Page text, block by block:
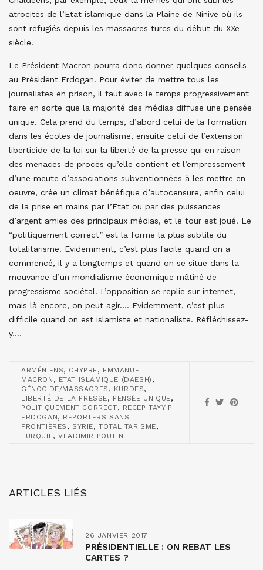
atrocités de l’Etat islamique dans la Plaine de Ninive où ils
sont réfugiés depuis les massacres turcs du début du XXe
siècle.
Le Président Macron pourra donc donner quelques conseils
au Président Erdogan. Pour éviter de mettre tous les
journalistes en prison, il faut avec le temps progressivement
faire en sorte que la majorité des médias diffuse une pensée
unique. Cela prend du temps, d’abord celui de la formation
dans les écoles de journalisme, ensuite celui de l’extension
liberticide de la loi sur la liberté de la presse qui en raison
des menaces de procès qu’elle contient et l’empressement
d’une meute d’associations subventionnées à les mettre en
oeuvre, crée un climat bénéfique d’autocensure, enfin celui
de la prise en mains par l’Etat ou par des puissances
d’argent amies des principaux médias, et le tour est joué. Le
“politiquement correct” est la forme la plus subtile du
totalitarisme. Evidemment, c’est plus facile quand on a
commencé, il y a longtemps et quand on se situe dans la
mouvance d’un mondialisme économique mâtiné de
progressisme sociétal. L’opposition se replie sur internet,
mais là encore, on peut agir…. Evidemment, c’est plus
difficile quand on est islamiste et nationaliste. Réfléchissez-
y….
ARMÉNIENS, CHYPRE, EMMANUEL
MACRON , ETAT ISLAMIQUE (DAESH) ,
GÉNOCIDE/MASSACRES , KURDES,
LIBERTÉ DE LA PRESSE, PENSÉE UNIQUE,
POLITIQUEMENT CORRECT, RECEP TAYYIP
ERDOGAN, REPORTERS SANS
FRONTIÈRES , SYRIE, TOTALITARISME,
TURQUIE,VLADIMIR POUTINE
ARTICLES LIÉS
26 JANVIER 2017
PRÉSIDENTIELLE : ON REBAT LES
CARTES ?